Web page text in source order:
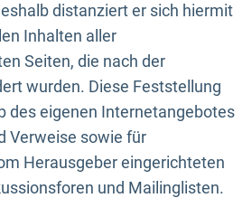
distanziert er sich hiermit
Inhalten aller
Seiten, die nach der
wurden. Diese Feststellung
des eigenen Internetangebotes
Verweise sowie für
Herausgeber eingerichteten
und Mailinglisten.